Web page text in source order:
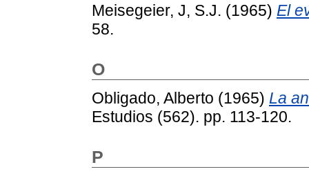
Meisegeier, J, S.J. (1965) El
58.
O
Obligado, Alberto (1965) La
Estudios (562). pp. 113-120.
P